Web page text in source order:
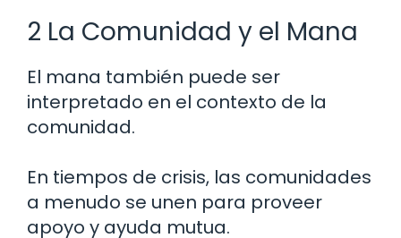
2 La Comunidad y el Mana
El mana también puede ser
interpretado en el contexto de la
comunidad.
En tiempos de crisis, las comunidades
a menudo se unen para proveer
apoyo y ayuda mutua.